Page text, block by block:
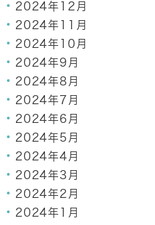
2024年12月
2024年11月
2024年10月
2024年9月
2024年8月
2024年7月
2024年6月
2024年5月
2024年4月
2024年3月
2024年2月
2024年1月